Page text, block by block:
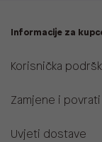
Informacije za
Korisnička
Zamjene i povrati
Uvjeti dostave